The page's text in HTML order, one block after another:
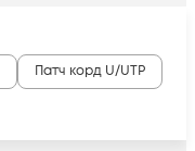
Патч корд U/UTP